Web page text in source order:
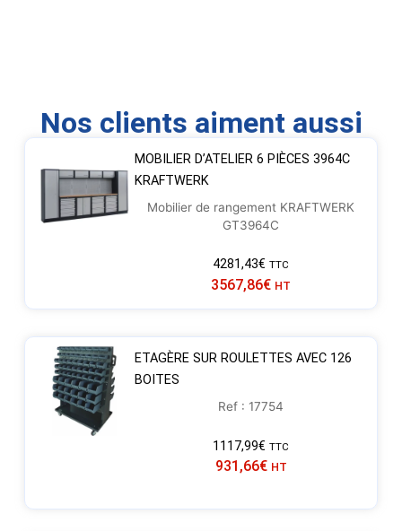
Nos clients aiment aussi
MOBILIER D’ATELIER 6 PIÈCES 3964C
KRAFTWERK
Mobilier de rangement KRAFTWERK
GT3964C
4281,43€ TTC
3567,86€ HT
ETAGÈRE SUR ROULETTES AVEC 126
BOITES
Ref : 17754
1117,99€ TTC
931,66€ HT